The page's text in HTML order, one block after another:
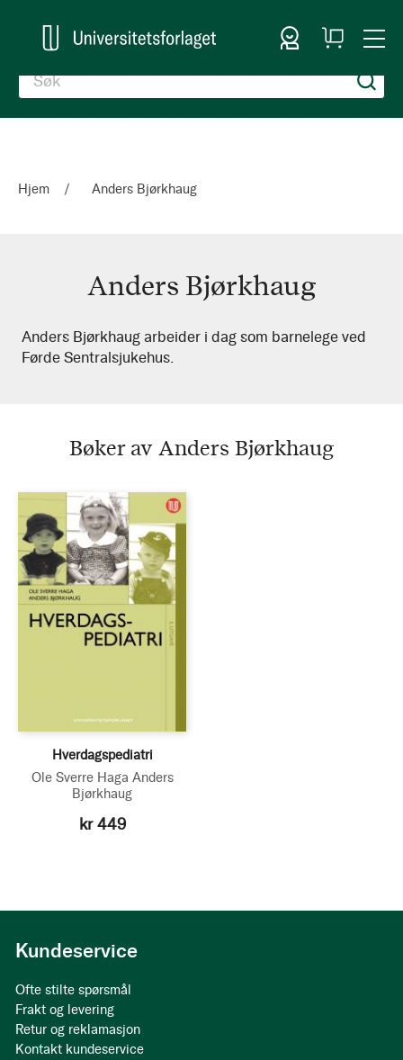
Logg inn
Handlekurv
Hjem Anders Bjørkhaug
Anders Bjørkhaug
Anders
Bjørkhaug
Anders Bjørkhaug arbeider i dag som barnelege ved
Førde Sentralsjukehus.
Bøker av Anders Bjørkhaug
Hverdagspediatri
Ole Sverre Haga Anders
Bjørkhaug
kr 449
Kundeservice
Ofte stilte spørsmål
Frakt og levering
Retur og reklamasjon
Kontakt kundeservice